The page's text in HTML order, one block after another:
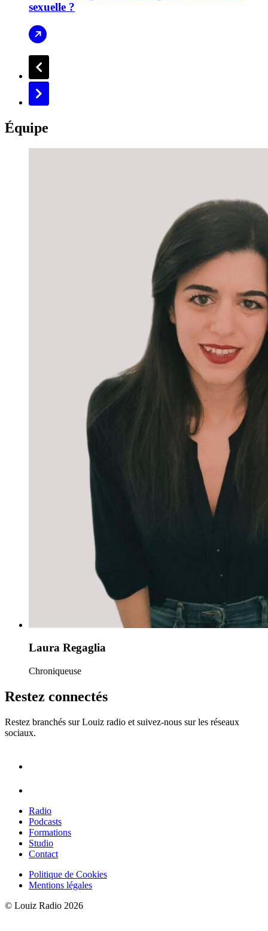
sexuelle ?
Équipe
Laura Regaglia
Chroniqueuse
Restez connectés
Restez branchés sur Louiz radio et suivez-nous sur les réseaux
sociaux.
Radio
Podcasts
Formations
Studio
Contact
Politique de Cookies
Mentions légales
© Louiz Radio 2026